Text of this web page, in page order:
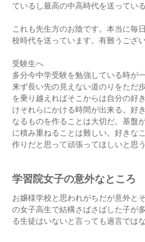
ているし最高の中高時代を送っている
これも先生方のお陰です。本当に毎
校時代を送っています。有難うござい
受験生へ
多分今中学受験を勉強している時が
来ず長い先の見えない道のりをただ
を乗り越えればそこからは自分の好
けそれらにかける時間が出来る。好
なるものを作ることは大切だ。基盤
に積み重ねることは難しい。好きな
作りだと思って頑張ってほしいと思
学習院女子の意外なところ
お嬢様学校と思われがちだが意外と
の女子高生で結構さばさばした子が
る生徒はいないと言っても過言では